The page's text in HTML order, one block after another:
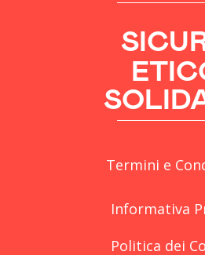
Termini e
Informativa
Politica dei